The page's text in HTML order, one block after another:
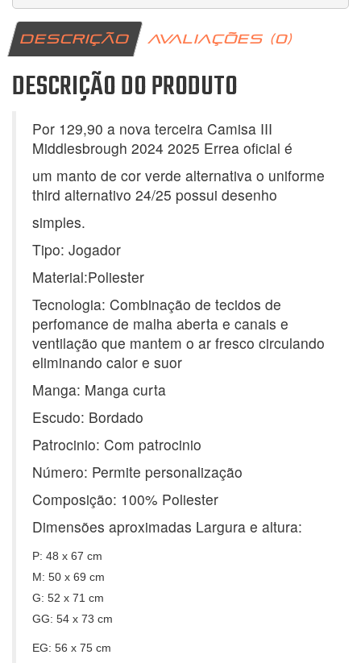
DESCRIÇÃO AVALIAÇÕES (0)
DESCRIÇÃO DO PRODUTO
Por 129,90 a nova terceira Camisa III
Middlesbrough 2024 2025 Errea oficial é
um manto de cor verde alternativa o uniforme
third alternativo 24/25 possui desenho
simples.
Tipo: Jogador
Material:Poliester
Tecnologia: Combinação de tecidos de
perfomance de malha aberta e canais e
ventilação que mantem o ar fresco circulando
eliminando calor e suor
Manga: Manga curta
Escudo: Bordado
Patrocinio: Com patrocinio
Número: Permite personalização
Composição: 100% Poliester
Dimensões aproximadas Largura e altura:
P: 48 x 67 cm
M: 50 x 69 cm
G: 52 x 71 cm
GG: 54 x 73 cm
EG: 56 x 75 cm